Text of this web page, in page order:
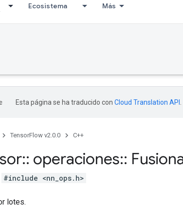
Ecosistema Más
Esta página se ha traducido con Cloud Translation API
TensorFlow v2.0.0 C++
:: operaciones::
#include <nn_ops.h>
lotes.